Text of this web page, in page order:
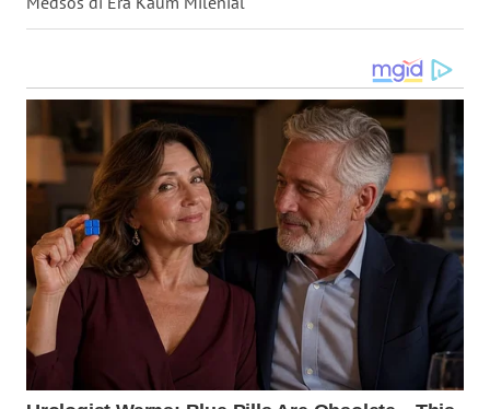
WN
SULSEL
WN
GORONTALO
WN
SULUT
WN
MALUKU